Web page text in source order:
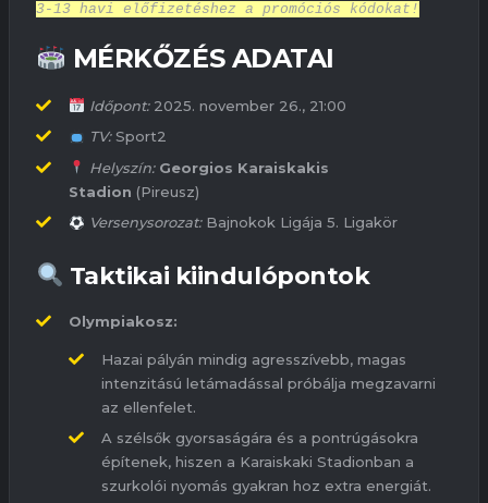
3-13 havi előfizetéshez a promóciós kódokat!
MÉRKŐZÉS ADATAI
Időpont:2025. november 26., 21:00
TV:Sport2
Helyszín: Georgios Karaiskakis
Stadion (Pireusz)
Versenysorozat:Bajnokok Ligája 5. Ligakör
Taktikai kiindulópontok
Olympiakosz:
Hazai pályán mindig agresszívebb, magas
intenzitású letámadással próbálja megzavarni
az ellenfelet.
A szélsők gyorsaságára és a pontrúgásokra
építenek, hiszen a Karaiskaki Stadionban a
szurkolói nyomás gyakran hoz extra energiát.